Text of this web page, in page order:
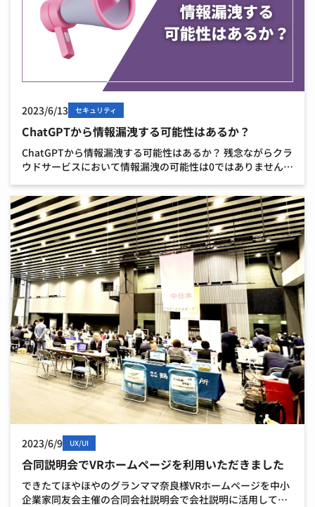
2023/6/13 セキュリティ
ChatGPTから情報漏洩する可能性はあるか？
ChatGPTから情報漏洩する可能性はあるか？ 残念ながらクラ
ウドサービスにおいて情報漏洩の可能性は0ではありません。
ChatGPT履歴はどこからでも閲覧できる 最大の […]
2023/6/9 UX/UI
合同説明会でVRホームページを利用いただきました
できたてほやほやのグランママ奈良様VRホームページを中小
企業家同友会主催の合同会社説明会で会社説明に活用してい